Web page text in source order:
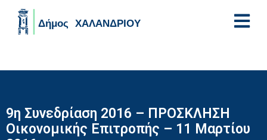
9η Συνεδρίαση 2016 – ΠΡΟΣΚΛΗΣΗ
Οικονομικής Επιτροπής – 11 Μαρτίου